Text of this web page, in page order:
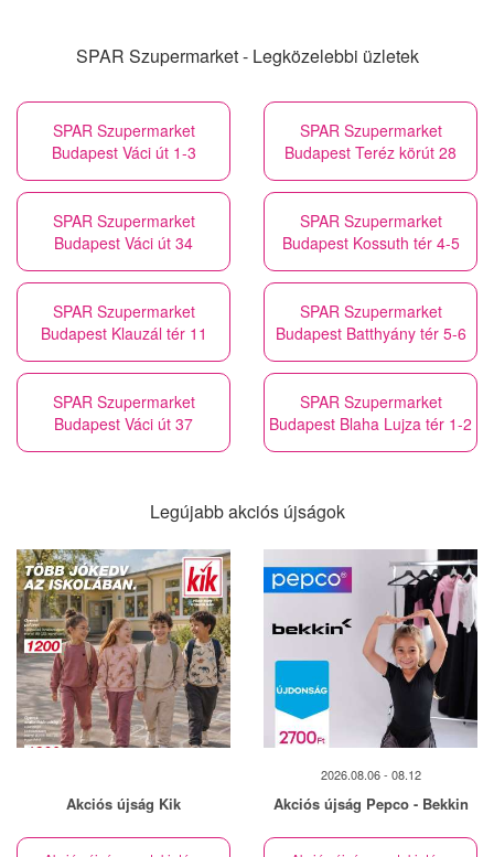
SPAR Szupermarket - Legközelebbi üzletek
SPAR Szupermarket
Budapest Váci út 1-3
SPAR Szupermarket
Budapest Teréz körút 28
SPAR Szupermarket
Budapest Váci út 34
SPAR Szupermarket
Budapest Kossuth tér 4-5
SPAR Szupermarket
Budapest Klauzál tér 11
SPAR Szupermarket
Budapest Batthyány tér 5-6
SPAR Szupermarket
Budapest Váci út 37
SPAR Szupermarket
Budapest Blaha Lujza tér 1-2
Legújabb akciós újságok
Akciós újság Kik
2026.08.06 - 08.12
Akciós újság Pepco - Bekkin